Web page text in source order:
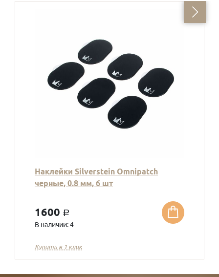
Наклейки Silverstein Omnipatch
черные, 0.8 мм, 6 шт
1600 a
В наличии: 4
Купить в 1 клик